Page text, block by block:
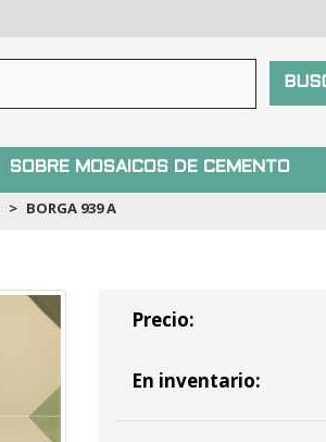
SOBRE MOSAICOS DE CEMENTO
BORGA 939 A
Precio:
En inventario: